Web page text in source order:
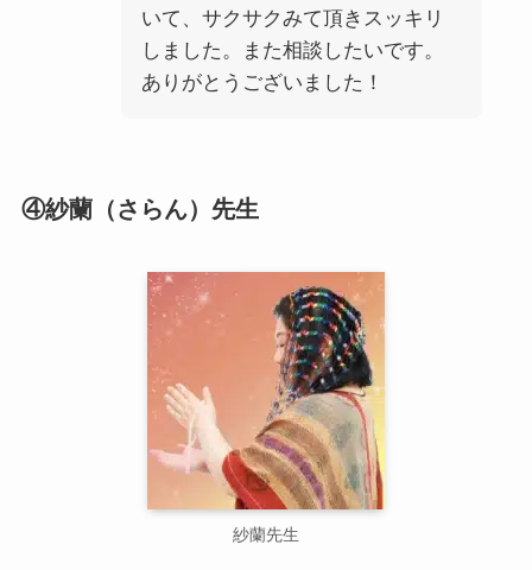
いて、サクサクみて頂きスッキリ
しました。また相談したいです。
ありがとうございました！
④紗蘭（さらん）先生
紗蘭先生